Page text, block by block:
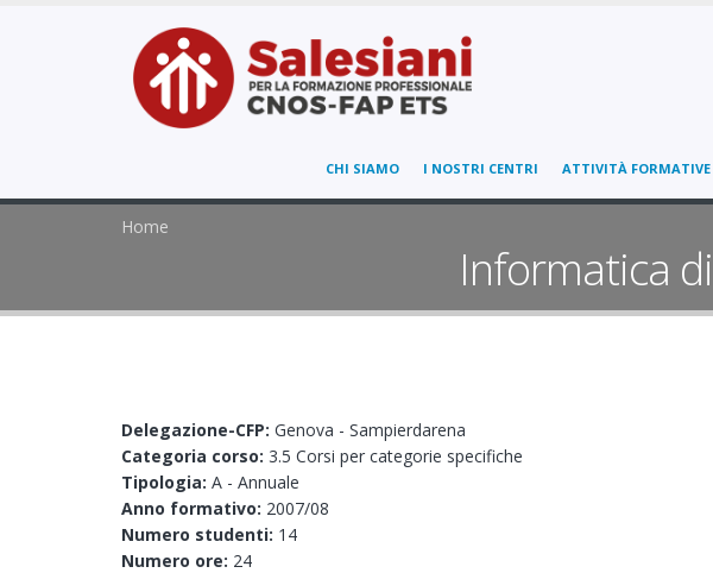
CHI SIAMO I NOSTRI CENTRI ATTIVITÀ FORMATIVE
Home
Informatica
Delegazione-CFP: Genova - Sampierdarena
Categoria corso: 3.5 Corsi per categorie specifiche
Tipologia: A - Annuale
Anno formativo: 2007/08
Numero studenti: 14
Numero ore: 24